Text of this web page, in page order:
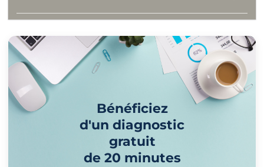
Bénéficiez
d'un diagnostic
gratuit
de 20 minutes